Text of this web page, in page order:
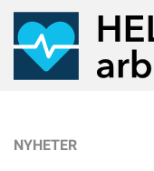
Søk i alt innhold
NYHETER